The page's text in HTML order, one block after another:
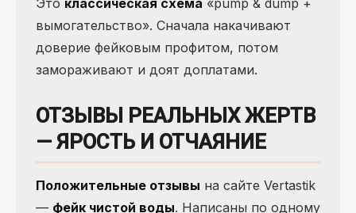
Это классическая схема «pump & dump +
вымогательство». Сначала накачивают
доверие фейковым профитом, потом
замораживают и доят доплатами.
ОТЗЫВЫ РЕАЛЬНЫХ ЖЕРТВ
— ЯРОСТЬ И ОТЧАЯНИЕ
Положительные отзывы на сайте Vertastik
— фейк чистой воды. Написаны по одному